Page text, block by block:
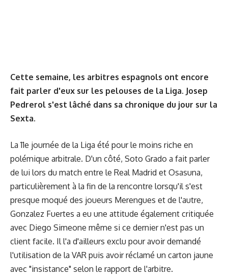
Cette semaine, les arbitres espagnols ont encore
fait parler d'eux sur les pelouses de la Liga. Josep
Pedrerol s'est lâché dans sa chronique du jour sur la
Sexta.
La 11e journée de la Liga été pour le moins riche en
polémique arbitrale. D'un côté, Soto Grado a fait parler
de lui lors du match entre le Real Madrid et Osasuna,
particulièrement à la fin de la rencontre lorsqu'il s'est
presque moqué des joueurs Merengues et de l'autre,
Gonzalez Fuertes a eu une attitude également critiquée
avec Diego Simeone même si ce dernier n'est pas un
client facile. Il l'a d'ailleurs exclu pour avoir demandé
l'utilisation de la VAR puis avoir réclamé un carton jaune
avec "insistance" selon le rapport de l'arbitre.